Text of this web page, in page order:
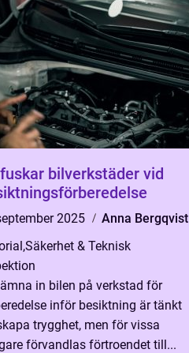
bilverkstäder vid
2025
Anna Bergqvist
,Säkerhet & Teknisk
in bilen på verkstad för
inför besiktning är tänkt
trygghet, men för vissa
förvandlas förtroendet till...